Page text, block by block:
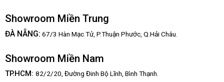
Showroom Miền Trung
ĐÀ NẴNG: 67/3 Hàn Mạc Tử, P.Thuận Phước, Q.Hải Châu.
Showroom Miền Nam
TP.HCM: 82/2/20, Đường Đinh Bộ Lĩnh, Bình Thạnh.